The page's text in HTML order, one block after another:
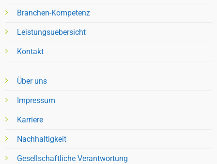
Branchen-Kompetenz
Leistungsuebersicht
Kontakt
Über uns
Impressum
Karriere
Nachhaltigkeit
Gesellschaftliche Verantwortung